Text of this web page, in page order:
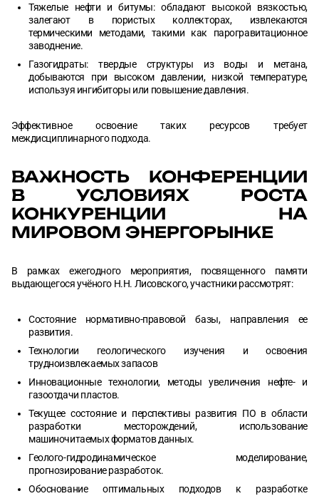
Тяжелые нефти и битумы: обладают высокой вязкостью,
залегают в пористых коллекторах, извлекаются
термическими методами, такими как парогравитационное
заводнение.
Газогидраты: твердые структуры из воды и метана,
добываются при высоком давлении, низкой температуре,
используя ингибиторы или повышение давления.
Эффективное освоение таких ресурсов требует
междисциплинарного подхода.
ВАЖНОСТЬ КОНФЕРЕНЦИИ
В УСЛОВИЯХ РОСТА
КОНКУРЕНЦИИ НА
МИРОВОМ ЭНЕРГОРЫНКЕ
В рамках ежегодного мероприятия, посвященного памяти
выдающегося учёного Н.Н. Лисовского, участники рассмотрят:
Состояние нормативно-правовой базы, направления ее
развития.
Технологии геологического изучения и освоения
трудноизвлекаемых запасов
Инновационные технологии, методы увеличения нефте- и
газоотдачи пластов.
Текущее состояние и перспективы развития ПО в области
разработки месторождений, использование
машиночитаемых форматов данных.
Геолого-гидродинамическое моделирование,
прогнозирование разработок.
Обоснование оптимальных подходов к разработке